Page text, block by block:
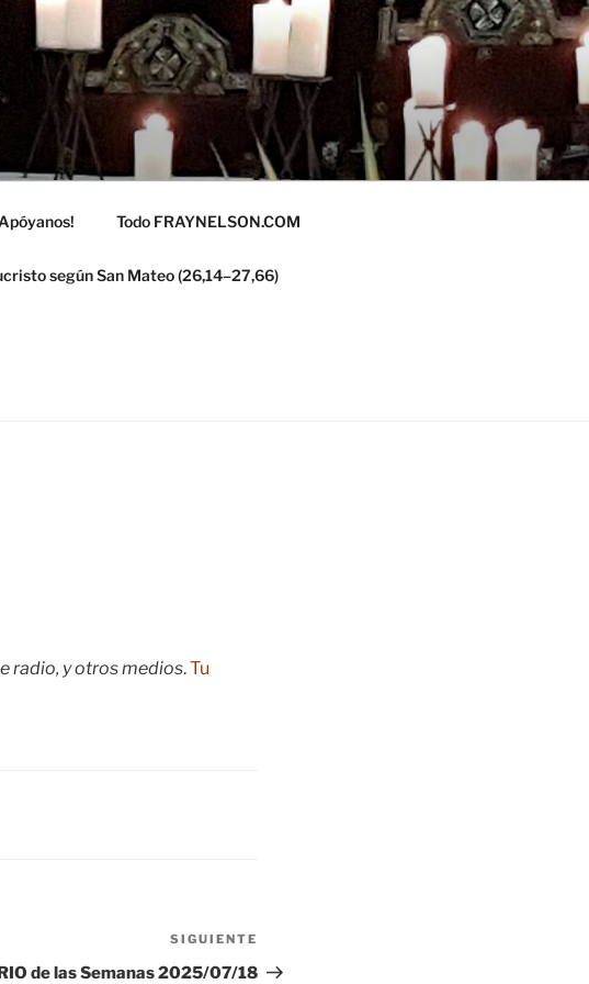
Apóyanos! Todo FRAYNELSON.COM
según San Mateo (26,14–27,66)
radio, y otros medios.Tu
entrada
SIGUIENTE
de las Semanas 2025/07/18